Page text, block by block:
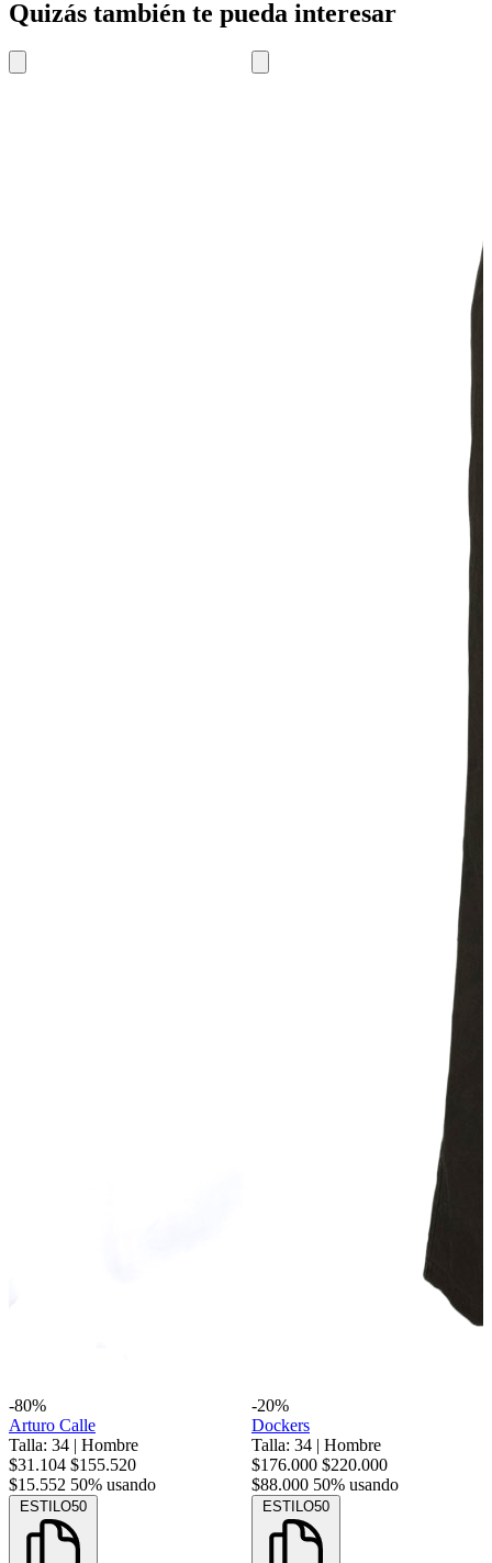
Quizás también te pueda interesar
-80%
Arturo Calle
Talla: 34 | Hombre
$31.104 $155.520
$15.552 50% usando
ESTILO50
-20%
Dockers
Talla: 34 | Hombre
$176.000 $220.000
$88.000 50% usando
ESTILO50